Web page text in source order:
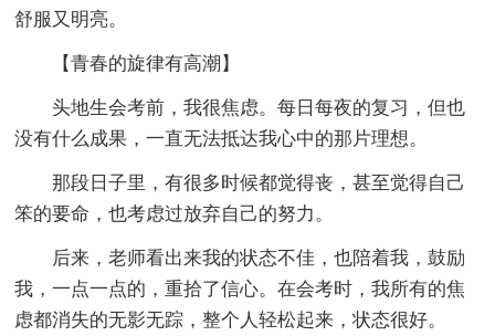
舒服又明亮。
【青春的旋律有高潮】
头地生会考前，我很焦虑。每日每夜的复习，但也
没有什么成果，一直无法抵达我心中的那片理想。
那段日子里，有很多时候都觉得丧，甚至觉得自己
笨的要命，也考虑过放弃自己的努力。
后来，老师看出来我的状态不佳，也陪着我，鼓励
我，一点一点的，重拾了信心。在会考时，我所有的焦
虑都消失的无影无踪，整个人轻松起来，状态很好。